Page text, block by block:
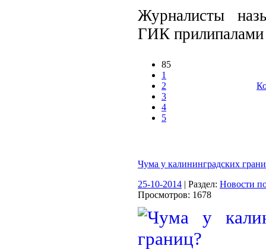
Журналисты
ГИК прилипалами
85
1
2
3
4
5
Чума у калининградских
25-10-2014 | Раздел: Новости
Просмотров: 1678